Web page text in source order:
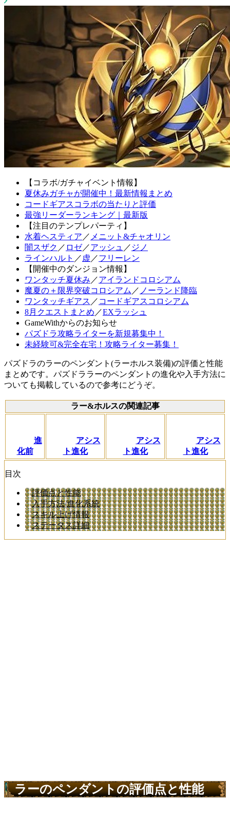
【コラボ/ガチャイベント情報】
夏休みガチャが開催中！最新情報まとめ
コードギアスコラボの当たりと評価
最強リーダーランキング｜最新版
【注目のテンプレパーティ】
水着ヘスティア ／ メニット&チャオリン
闇スザク ／ ロゼ／アッシュ ／ ジノ
ラインハルト ／ 虚 ／フリーレン
【開催中のダンジョン情報】
ワンタッチ夏休み ／アイランドコロシアム
魔夏の＋限界突破コロシアム ／ ノーランド降臨
ワンタッチギアス ／ コードギアスコロシアム
8月クエストまとめ ／EXラッシュ
GameWithからのお知らせ
パズドラ攻略ライターを新規募集中！
未経験可&完全在宅！攻略ライター募集！
パズドラのラーのペンダント(ラーホルス装備)の評価と性能
まとめです。パズドララーのペンダントの進化や入手方法に
ついても掲載しているので参考にどうぞ。
ラー&ホルスの関連記事
進
化前
アシス
ト進化
アシス
ト進化
アシス
ト進化
目次
評価点と性能
入手方法/進化系統
スキル上げ情報
ステータス詳細
ラーのペンダントの評価点と性能